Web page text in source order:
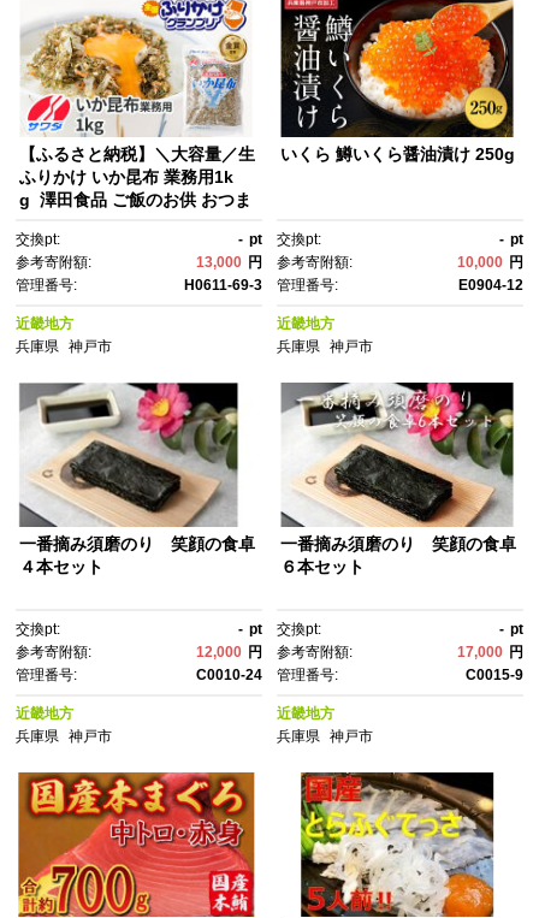
【ふるさと納税】＼大容量／生
ふりかけ いか昆布 業務用1k
g 澤田食品 ご飯のお供 おつま
量 まとめ買い ふりかけグラン
プリ お米のお供 北海道
交換pt: - pt
参考寄附額:
13,000 円
管理番号:
H0611-69-3
近畿地方
兵庫県
神戸市
いくら 鱒いくら醤油漬け 250g
交換pt: - pt
参考寄附額:
10,000 円
管理番号:
E0904-12
近畿地方
兵庫県 神戸市
一番摘み須磨のり 笑顔の食卓
４本セット
交換pt: - pt
参考寄附額:
12,000 円
管理番号:
C0010-24
近畿地方
兵庫県
神戸市
一番摘み須磨のり 笑顔の食卓
６本セット
交換pt: - pt
参考寄附額:
17,000 円
管理番号:
C0015-9
近畿地方
兵庫県 神戸市